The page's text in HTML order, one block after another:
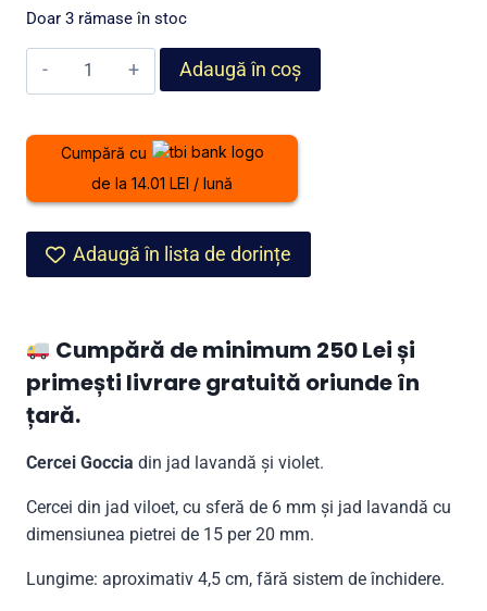
a
fost:
399,00 lei.
299,00 lei.
Doar 3 rămase în stoc
Cantitate
din
violet
Adaugă în coș
Cumpără cu
de la 14.01 LEI / lună
Adaugă în lista de dorințe
Cumpără de minimum 250 Lei și
primești livrare gratuită oriunde în
țară.
Cercei Goccia din jad lavandă și violet.
Cercei din jad viloet, cu sferă de 6 mm și jad lavandă cu
dimensiunea pietrei de 15 per 20 mm.
Lungime: aproximativ 4,5 cm, fără sistem de închidere.